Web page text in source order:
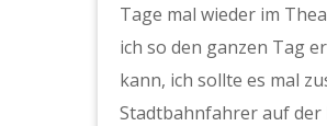
Tage mal wieder im
ich so den ganzen Tag
kann, ich sollte es mal
Stadtbahnfahrer auf der